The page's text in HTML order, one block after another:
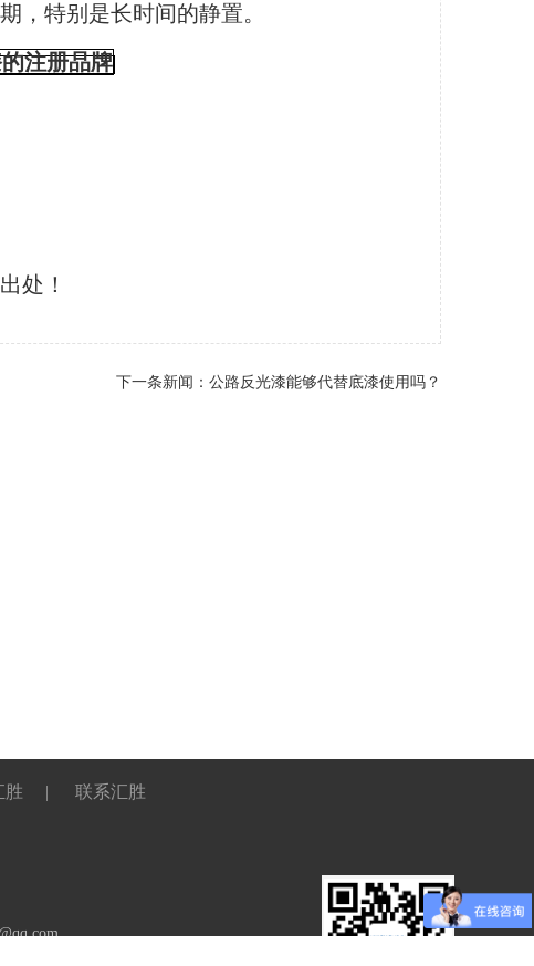
，特别是长时间的静置。
注册品牌
处！
下一条新闻： 公路反光漆能够代替底漆使用吗？
胜 | 联系汇胜